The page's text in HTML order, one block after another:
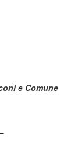
e Comune